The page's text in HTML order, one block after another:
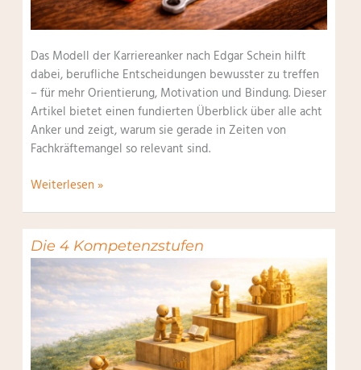
Das Modell der Karriereanker nach Edgar Schein hilft
dabei, berufliche Entscheidungen bewusster zu treffen
– für mehr Orientierung, Motivation und Bindung. Dieser
Artikel bietet einen fundierten Überblick über alle acht
Anker und zeigt, warum sie gerade in Zeiten von
Fachkräftemangel so relevant sind.
Karriereanker
Schein
Weiterlesen »
Die 4 Kompetenzstufen